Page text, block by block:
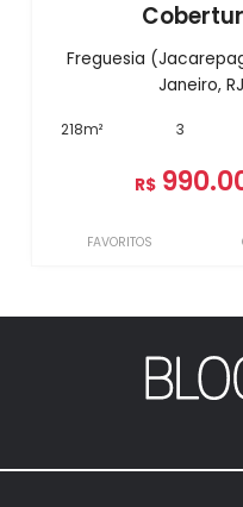
Freguesia
Janeiro, RJ
218m² 3
R$
FAVORITOS